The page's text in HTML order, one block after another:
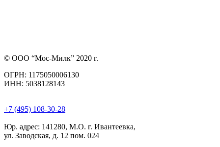
© ООО “Мос-Милк” 2020 г.
ОГРН: 1175050006130
ИНН: 5038128143
+7 (495) 108-30-28
Юр. адрес: 141280, М.О. г. Ивантеевка,
ул. Заводская, д. 12 пом. 024